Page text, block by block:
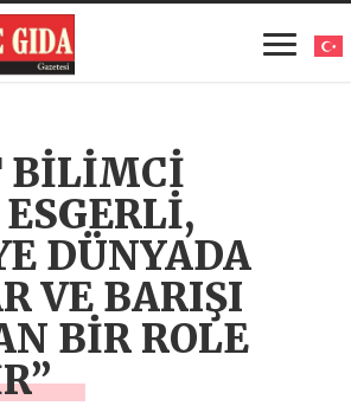
BİLİMCİ
DÜNYADA
VE BARIŞI
BİR ROLE